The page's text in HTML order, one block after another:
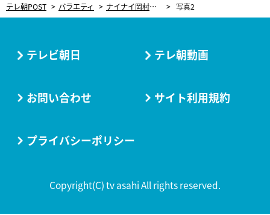
テレ朝POST バラエティ ナイナイ岡村は「ダンスを毛嫌いしていた!?」 FUJIWARA、天然素材時代の意外な一面を明かす 写真2
テレビ朝日 テレ朝動画
お問い合わせ サイト利用規約
プライバシーポリシー
Copyright(C) tv asahi All rights reserved.